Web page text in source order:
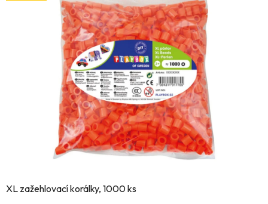
XL zažehlovací korálky, 1000 ks